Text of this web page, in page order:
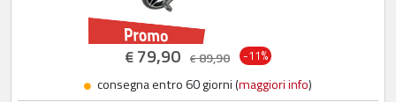
€79,90 €89,90 -11%
consegna entro 60 giorni (maggiori info)